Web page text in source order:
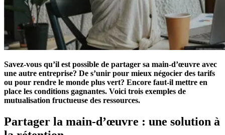
Savez-vous qu’il est possible de partager sa main-d’œuvre avec
une autre entreprise? De s’unir pour mieux négocier des tarifs
ou pour rendre le monde plus vert? Encore faut-il mettre en
place les conditions gagnantes. Voici trois exemples de
mutualisation fructueuse des ressources.
Partager la main-d’œuvre : une solution à